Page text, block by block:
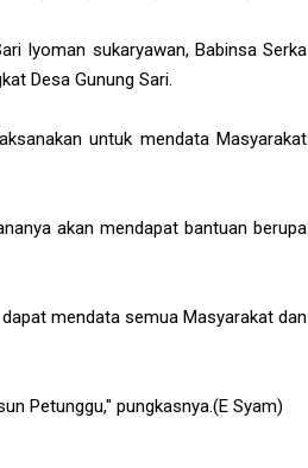
Iyoman sukaryawan, Babinsa Serka
Desa Gunung Sari.
untuk mendata Masyarakat
akan mendapat bantuan berupa
mendata semua Masyarakat dan
Petunggu," pungkasnya.(E Syam)